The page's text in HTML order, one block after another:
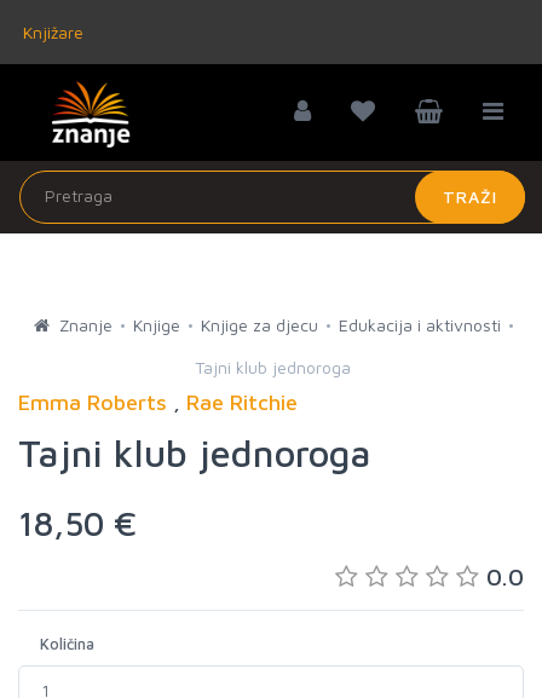
Knjižare
TRAŽI
Znanje Knjige Knjige za djecu Edukacija i aktivnosti
Tajni klub jednoroga
Emma Roberts Rae Ritchie
Tajni klub jednoroga
18,50 €
0.0
Količina